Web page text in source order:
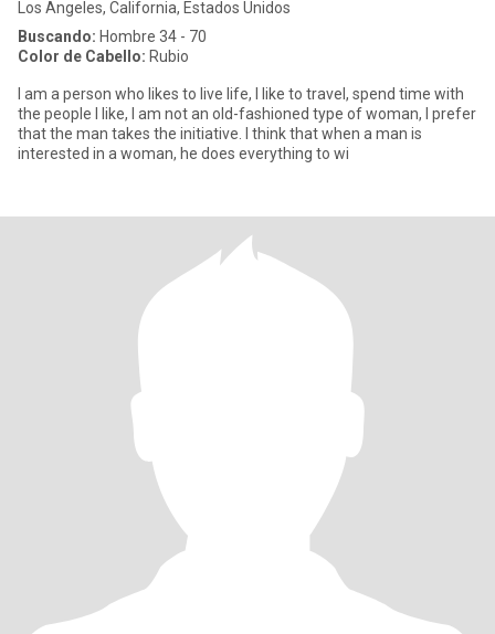
Los Angeles, California, Estados Unidos
Buscando: Hombre 34 - 70
Color de Cabello: Rubio
I am a person who likes to live life, I like to travel, spend time with
the people I like, I am not an old-fashioned type of woman, I prefer
that the man takes the initiative. I think that when a man is
interested in a woman, he does everything to wi